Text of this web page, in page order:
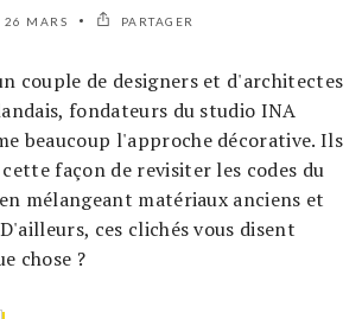
26 MARS PARTAGER
couple de designers et d'architectes
fondateurs du studio INA
beaucoup l'approche décorative. Ils
façon de revisiter les codes du
mélangeant matériaux anciens et
ces clichés vous disent
chose ?